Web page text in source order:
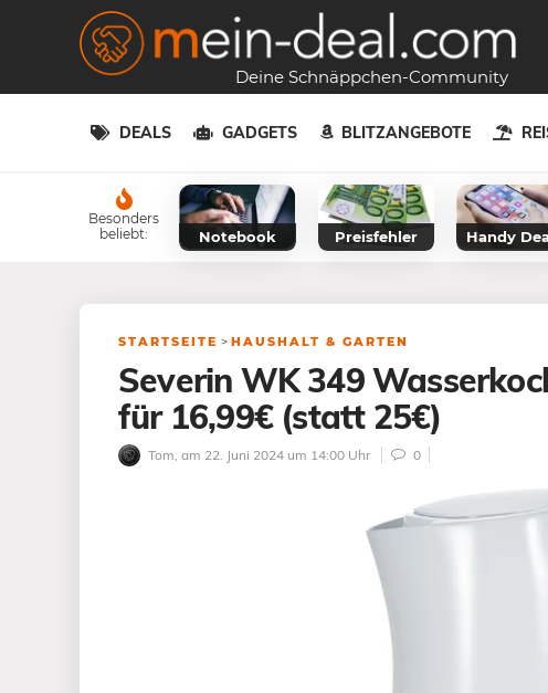
Deine Schnäppchen-Community
DEALS GADGETS BLITZANGEBOTE
Besonders
beliebt:
Notebook Preisfehler Handy
STARTSEITE > HAUSHALT & GARTEN
Severin WK 349
für 16,99€ (statt 25€)
Tom, am 22. Juni 2024 um 14:00 Uhr 0